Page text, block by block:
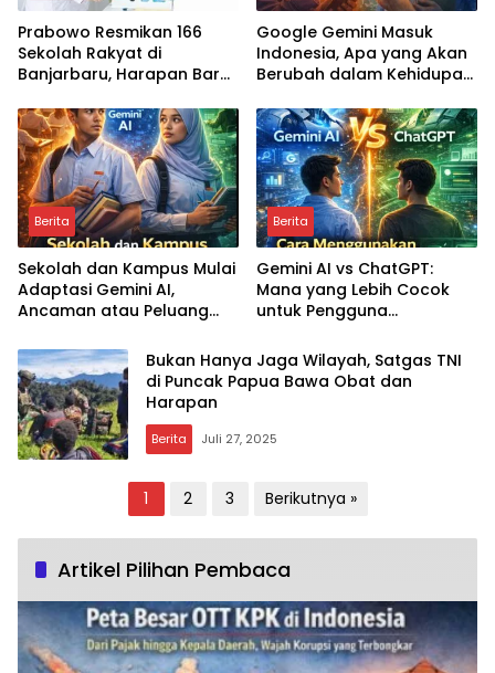
Prabowo Resmikan 166
Sekolah Rakyat di
Banjarbaru, Harapan Baru
Keluarga Kurang Mampu
Google Gemini Masuk
Indonesia, Apa yang Akan
Berubah dalam Kehidupan
Berita
Sekolah dan Kampus Mulai
Adaptasi Gemini AI,
Ancaman atau Peluang
Berita
Gemini AI vs ChatGPT:
Mana yang Lebih Cocok
untuk Pengguna
Bukan Hanya Jaga Wilayah, Satgas TNI
di Puncak Papua Bawa Obat dan
Harapan
Berita Juli 27, 2025
pos
1 2 3 Berikutnya »
Artikel Pilihan Pembaca